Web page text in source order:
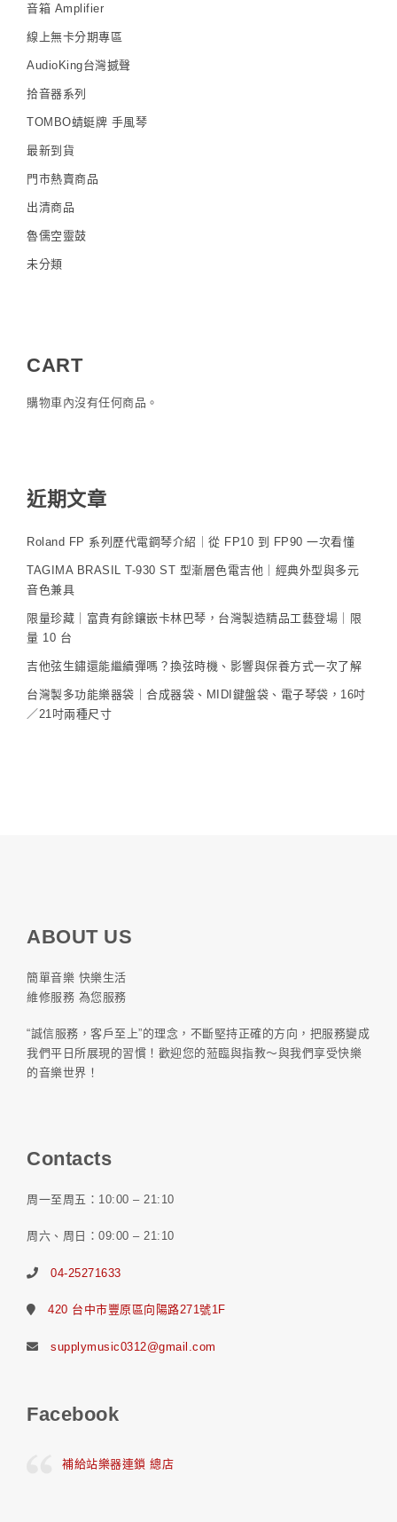
音箱 Amplifier
線上無卡分期專區
AudioKing台灣撼聲
拾音器系列
TOMBO蜻蜓牌 手風琴
最新到貨
門市熱賣商品
出清商品
魯儒空靈鼓
未分類
CART
購物車內沒有任何商品。
近期文章
Roland FP 系列歷代電鋼琴介紹｜從 FP10 到 FP90 一次看懂
TAGIMA BRASIL T-930 ST 型漸層色電吉他｜經典外型與多元
音色兼具
限量珍藏｜富貴有餘鑲嵌卡林巴琴，台灣製造精品工藝登場｜限
量 10 台
吉他弦生鏽還能繼續彈嗎？換弦時機、影響與保養方式一次了解
台灣製多功能樂器袋｜合成器袋、MIDI鍵盤袋、電子琴袋，16吋
／21吋兩種尺寸
ABOUT US
簡單音樂 快樂生活
維修服務 為您服務
“誠信服務，客戶至上”的理念，不斷堅持正確的方向，把服務變成
我們平日所展現的習慣！歡迎您的蒞臨與指教～與我們享受快樂
的音樂世界！
Contacts
周一至周五：10:00 – 21:10
周六、周日：09:00 – 21:10
04-25271633
420 台中市豐原區向陽路271號1F
supplymusic0312@gmail.com
Facebook
補給站樂器連鎖 總店